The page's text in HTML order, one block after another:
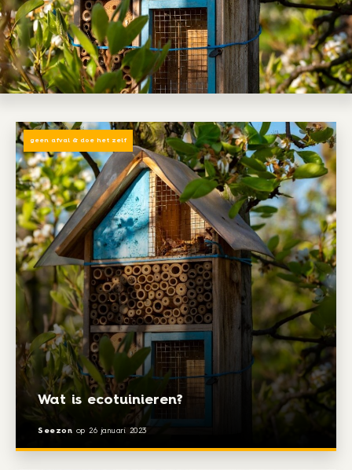
Wat is ecotuinieren?
Seezon op 26 januari 2023
geen afval & doe het zelf